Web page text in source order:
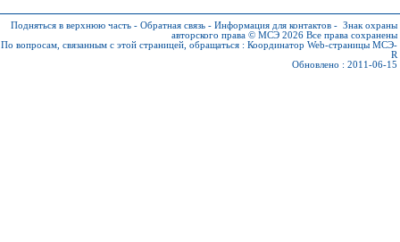
Подняться в верхнюю часть - Обратная связь - Информация для контактов - Знак охраны
авторского права © МСЭ 2026 Все права сохранены
По вопросам, связанным с этой страницей, обращаться : Координатор Web-страницы МСЭ-
R
Обновлено : 2011-06-15